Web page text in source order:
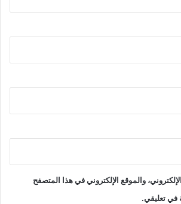
والموقع الإلكتروني في هذا المتصفح
في تعليقي.